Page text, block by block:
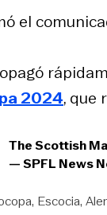
el
2024, que
The Scottish
— SPFL News
Escocia